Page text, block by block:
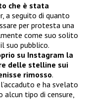
che è stata
a seguito di quanto
per protesta una
come suo solito
suo pubblico.
su Instagram la
delle stelline sui
rimosso.
e ha svelato
alcun tipo di censure,